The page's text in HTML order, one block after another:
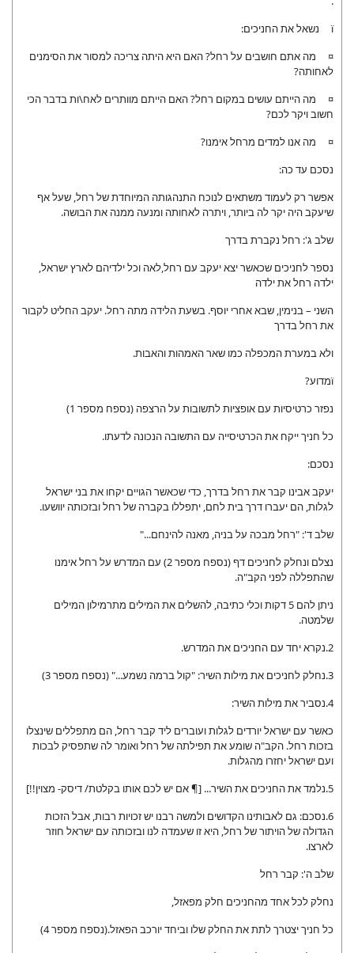
ï נשאל את החניכים:
¤ מה אתם חושבים על רחל? האם היא היתה צריכה למסור את הסימנים
לאחותה?
¤ מה הייתם עושים במקום רחל? האם הייתם מוותרים לאח\ות בדבר הכי
חשוב ויקר לכם?
¤ מה אנו למדים מרחל אימנו?
נסכם עד כה:
אפשר רק לעמוד משתאים לנוכח התנהגותה המיוחדת של רחל, שעל אף
שיעקב היה יקר לה ביותר, ויתרה לאחותה ומנעה ממנה את הבושה.
שלב ג': רחל נקברת בדרך
נספר לחניכים שכאשר יצא יעקב עם רחל,לאה וכל ילדיהם לארץ ישראל,
ילדה רחל את ילדה
השני – בנימין, שבא אחרי יוסף. בשעת הלידה מתה רחל. יעקב החליט לקבור
את רחל בדרך
ולא במערת המכפלה כמו שאר האמהות והאבות.
ïמדוע?
נפזר כרטיסיות עם אופציות לתשובות על הרצפה (נספח מספר 1)
כל חניך ייקח את הכרטיסייה עם התשובה הנכונה לדעתו.
נסכם:
יעקב אבינו קבר את רחל בדרך, כדי שכאשר הגויים יקחו את בני ישראל
לגלות, הם יעברו דרך בית לחם, יתפללו בקברה של רחל ובזכותה יוושעו.
שלב ד': "רחל מבכה על בניה, מאנה להינחם..."
נצלם ונחלק לחניכים דף (נספח מספר 2) עם המדרש על רחל אימנו
שהתפללה לפני הקב"ה.
ניתן להם 5 דקות וכלי כתיבה, להשלים את המילים מתרמילון המילים
שלמטה.
2.נקרא יחד עם החניכים את המדרש.
3.נחלק לחניכים את מילות השיר: "קול ברמה נשמע..." (נספח מספר 3)
4.נסביר את מילות השיר:
כאשר עם ישראל יורדים לגלות ועוברים ליד קבר רחל, הם מתפללים שינצלו
בזכות רחל. הקב"ה שומע את תפילתה של רחל ואומר לה שתפסיק לבכות
ועם ישראל יחזרו מהגלות.
5.נלמד את החניכים את השיר... [¶ אם יש לכם אותו בקלטת/ דיסק- מצוין!!]
6.נסכם: גם לאבותינו הקדושים ולמשה רבנו יש זכויות רבות, אבל הזכות
הגדולה של הויתור של רחל, היא זו שעמדה לנו ובזכותה עם ישראל חוזר
לארצו.
שלב ה': קבר רחל
נחלק לכל אחד מהחניכים חלק מפאזל,
כל חניך יצטרך לתת את החלק שלו וביחד יורכב הפאזל.(נספח מספר 4)